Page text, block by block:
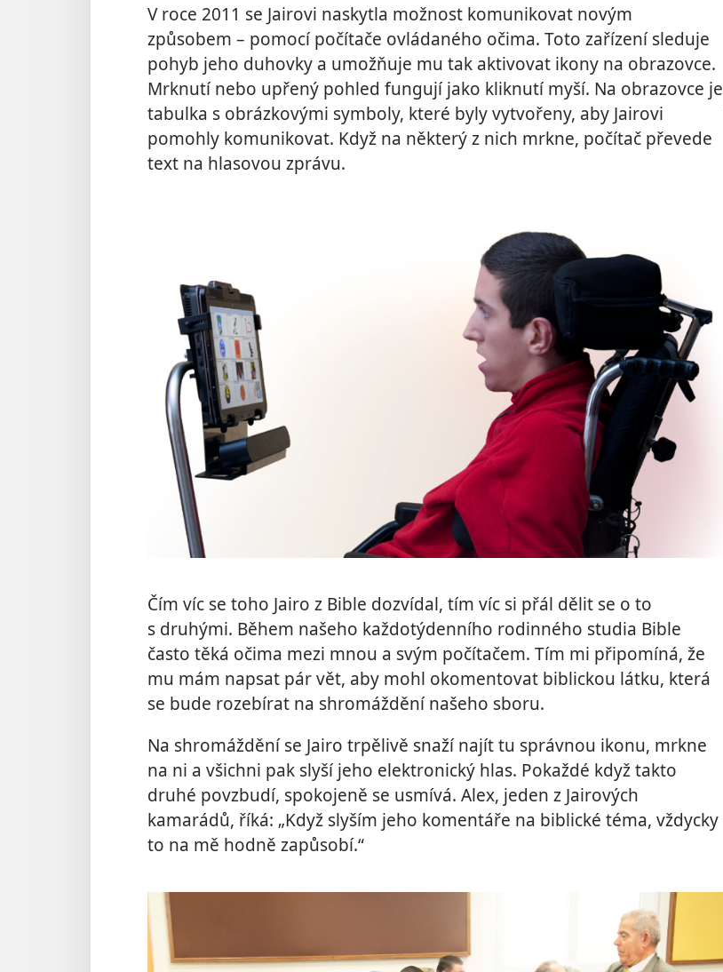
V roce 2011 se Jairovi naskytla možnost komunikovat novým
způsobem – pomocí počítače ovládaného očima. Toto zařízení sleduje
pohyb jeho duhovky a umožňuje mu tak aktivovat ikony na obrazovce.
Mrknutí nebo upřený pohled fungují jako kliknutí myší. Na obrazovce je
tabulka s obrázkovými symboly, které byly vytvořeny, aby Jairovi
pomohly komunikovat. Když na některý z nich mrkne, počítač převede
text na hlasovou zprávu.
Čím víc se toho Jairo z Bible dozvídal, tím víc si přál dělit se o to
s druhými. Během našeho každotýdenního rodinného studia Bible
často těká očima mezi mnou a svým počítačem. Tím mi připomíná, že
mu mám napsat pár vět, aby mohl okomentovat biblickou látku, která
se bude rozebírat na shromáždění našeho sboru.
Na shromáždění se Jairo trpělivě snaží najít tu správnou ikonu, mrkne
na ni a všichni pak slyší jeho elektronický hlas. Pokaždé když takto
druhé povzbudí, spokojeně se usmívá. Alex, jeden z Jairových
kamarádů, říká: „Když slyším jeho komentáře na biblické téma, vždycky
to na mě hodně zapůsobí.“